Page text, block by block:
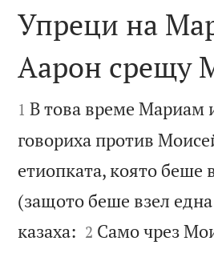

Упреци на
Аарон срещу

1 В това време Мариам
говориха против
етиопката, която беше
(защото беше взел
казаха: 

2 Само чрез